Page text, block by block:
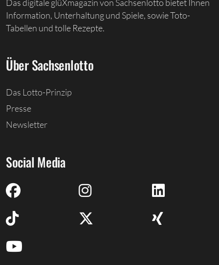
Das digitale glüXmagazin von Sachsenlotto bietet Ihnen
Information, Unterhaltung und Spiele, sowie Toto-
Tabellen und tolle Rezepte.
Über Sachsenlotto
Das Lotto-Prinzip
Presse
Newsletter
Social Media